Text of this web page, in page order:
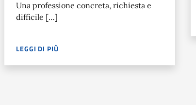
ENTRATE PER DIPLOMATI NELL’INDIRIZZO
Una professione concreta, richiesta e
difficile […]
LEGGI DI PIÙ
QUANDO UN IMPIANTO SI FERMA, SERVE